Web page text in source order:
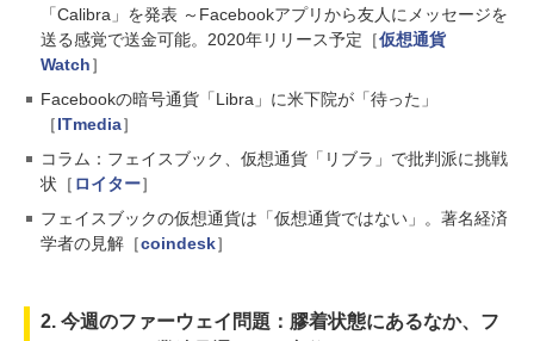
「Calibra」を発表 ～Facebookアプリから友人にメッセージを
送る感覚で送金可能。2020年リリース予定［仮想通貨
Watch］
Facebookの暗号通貨「Libra」に米下院が「待った」
［ITmedia］
コラム：フェイスブック、仮想通貨「リブラ」で批判派に挑戦
状［ ロイター］
フェイスブックの仮想通貨は「仮想通貨ではない」。著名経済
学者の見解［coindesk］
2. 今週のファーウェイ問題：膠着状態にあるなか、フ